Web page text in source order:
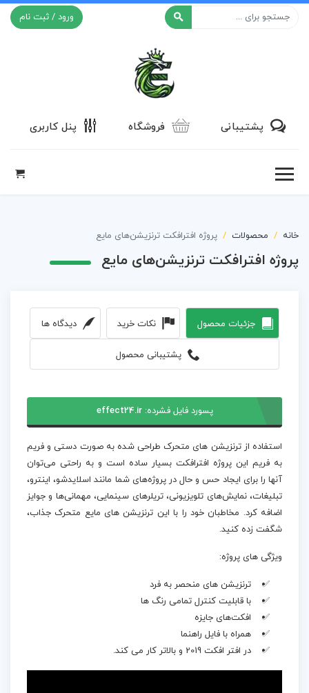
ورود / ثبت نام
پشتیبانی فروشگاه پنل کاربری
خانه محصولات پروژه افترافکت ترنزیشن‌های مایع
پروژه افترافکت ترنزیشن‌های مایع
جزئیات محصول نکات خرید دیدگاه ها
پشتیبانی محصول
پسورد فایل فشرده:effect24.ir
استفاده از ترنزیشن های متحرک طراحی شده به صورت دستی و فریم
به فریم این پروژه افترافکت بسیار ساده است و به راحتی می‌توان
آنها را برای ایجاد حس و حال در پروژه‌های شما مانند اسلایدشو، اینترو،
تبلیغات، نمایش‌های تلویزیونی، تریلرهای سینمایی، مهمانی‌ها و جوایز
اضافه کرد. مخاطبان خود را با این ترنزیشن های مایع متحرک جذاب،
شگفت زده کنید.
ویژگی های پروژه:
ترنزیشن های منحصر به فرد
با قابلیت کنترل تمامی رنگ ها
افکت‌های جایزه
همراه با فایل راهنما
در افتر افکت 2019 و بالاتر کار می کند.